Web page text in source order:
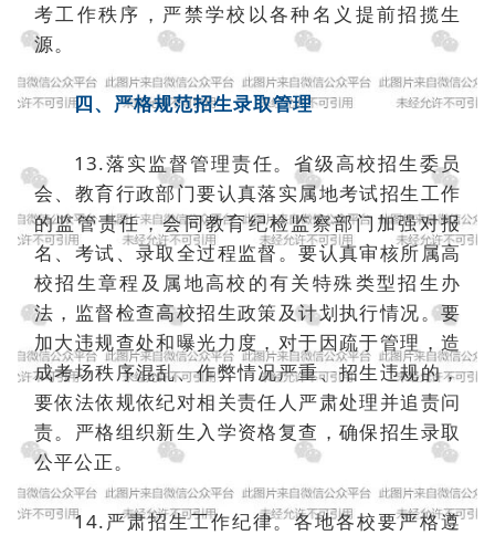
考工作秩序，严禁学校以各种名义提前招揽生
源。
四、严格规范招生录取管理
13.落实监督管理责任。省级高校招生委员
会、教育行政部门要认真落实属地考试招生工作
的监管责任，会同教育纪检监察部门加强对报
名、考试、录取全过程监督。要认真审核所属高
校招生章程及属地高校的有关特殊类型招生办
法，监督检查高校招生政策及计划执行情况。要
加大违规查处和曝光力度，对于因疏于管理，造
成考场秩序混乱、作弊情况严重、招生违规的，
要依法依规依纪对相关责任人严肃处理并追责问
责。严格组织新生入学资格复查，确保招生录取
公平公正。
14.严肃招生工作纪律。各地各校要严格遵